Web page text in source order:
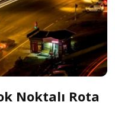
Noktalı Rota